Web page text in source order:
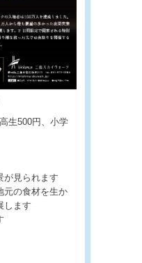
生500円、小学
が見られます
元の食材を生か
します